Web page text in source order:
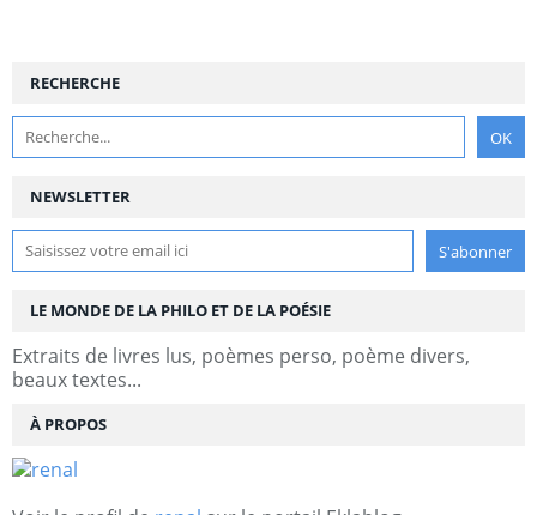
NEWSLETTER
RECHERCHE
LE MONDE DE LA PHILO ET DE LA POÉSIE
Extraits de livres lus, poèmes perso, poème divers,
beaux textes...
À PROPOS